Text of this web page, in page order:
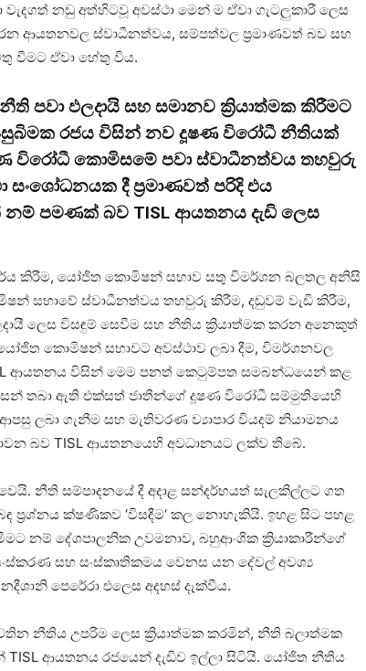
නඩු අත්හිටවූ අවස්ථා මෙන් ම ඒවා ගැටලුකාරී ලෙස
ආයතනවල ස්වාධීනත්වය, සම්පත්වල ප්‍රමාණවත් බව සහ
වීමට ඒවා හේතු විය.
පවා ඵලදායි සහ සමානව ක්‍රියාත්මක කිරීමට
රජය විසින් නව දූෂණ විරෝධී නීතියක්
විරෝධී කොමිසමේ පවා ස්වාධීනත්වය තහවුරු
දී ප්‍රමාණවත් පරිදි එය
පමණක් බව TISL ආයතනය දැඩි ලෙස
කිරීම, යෝජිත කොමිෂන් සභාව සතු විමර්ශන බලතල අනිසි
සභාවේ ස්වාධීනත්වය තහවුරු කිරීම, දඬුවම් වැඩි කිරීම,
ලෙස විසඳුම් සෙවීම සහ නීතිය ක්‍රියාත්මක කරන අනෙකුත්
කොමිෂන් සභාවට අවස්ථාව ලබා දීම, විමර්ශනවල
ආයතනය විසින් මෙම පනත් කෙටුම්පත සමබන්ධයෙන් කළ
තබා ඇති එක්සත් ජාතීන්ගේ දූෂණ විරෝධී සම්මුතියෙහි
ලබා ගැනීම සහ මැතිවරණ ව්‍යාපාර වියදම් නියාමනය
බව TISL ආයතනයෙහි අවධානයට ලක්ව තිබේ.
නීති සම්පාදනයේ දී අදාළ සන්දර්භයත් සැලකිල්ලට ගත
ප්‍රශ්නය ක්ෂණිකව ‘විසඳීම‘ කල නොහැකියි. ඉහළ සිට පහළ
නම් දේශපාලනික උවමනාව, බහුආංශික ක්‍රියාකාරීන්ගේ
සහ සංස්කෘතිකමය වෙනස යන දේවල් අවශ්‍ය
පෙරේරා එලෙස අදහස් දැක්වීය.
නීතිය උපරිම ලෙස ක්‍රියාත්මක කරමින්, නීති බලාත්මක
TISL ආයතනය රජයෙන් දැඩිව ඉල්ලා සිටියි. යෝජිත නීතිය